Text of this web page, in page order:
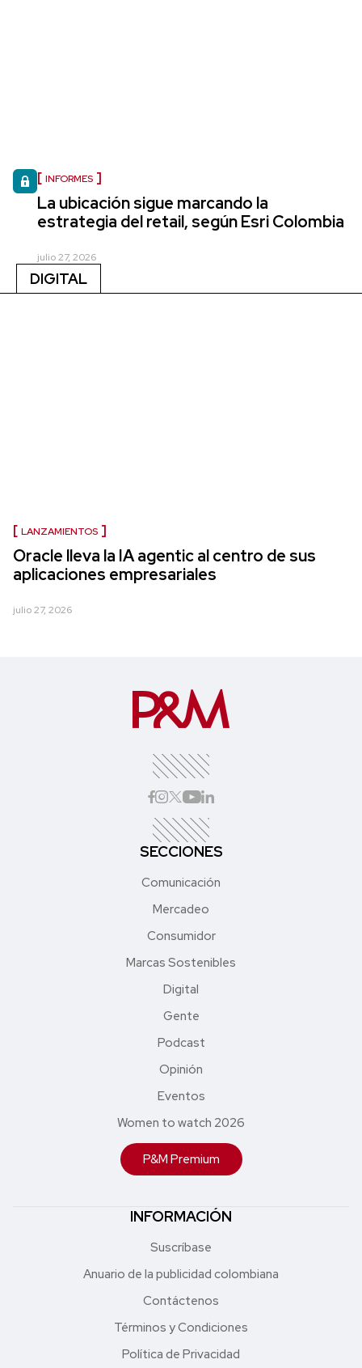
INFORMES
La ubicación sigue marcando la
estrategia del retail, según Esri Colombia
julio 27, 2026
DIGITAL
LANZAMIENTOS
Oracle lleva la IA agentic al centro de sus
aplicaciones empresariales
julio 27, 2026
SECCIONES
Comunicación
Mercadeo
Consumidor
Marcas Sostenibles
Digital
Gente
Podcast
Opinión
Eventos
Women to watch 2026
P&M Premium
INFORMACIÓN
Suscríbase
Anuario de la publicidad colombiana
Contáctenos
Términos y Condiciones
Política de Privacidad